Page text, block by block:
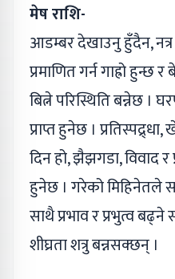
मेष राशि-
आडम्बर देखाउनु हुँदैन,
प्रमाणित गर्न गाह्रो हुन्छ
बित्ने परिस्थिति बन्नेछ ।
प्राप्त हुनेछ ।
दिन हो, झैझगडा, विवाद र
हुनेछ । गरेको मिहिनेतले
साथै प्रभाव र प्रभुत्व
शीघ्रता शत्रु बन्नसक्छन् ।